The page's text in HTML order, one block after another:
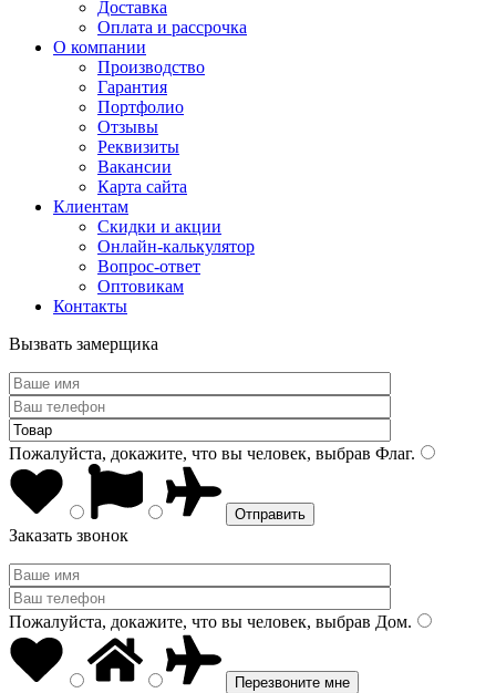
Доставка
Оплата и рассрочка
О компании
Производство
Гарантия
Портфолио
Отзывы
Реквизиты
Вакансии
Карта сайта
Клиентам
Скидки и акции
Онлайн-калькулятор
Вопрос-ответ
Оптовикам
Контакты
Вызвать замерщика
Пожалуйста, докажите, что вы человек, выбрав Флаг.
Заказать звонок
Пожалуйста, докажите, что вы человек, выбрав Дом.